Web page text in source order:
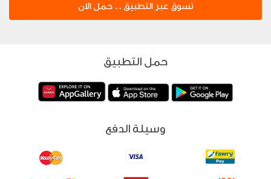
تسوق عبر التطبيق .. حمل الان
حمل التطبيق
وسيلة الدفع